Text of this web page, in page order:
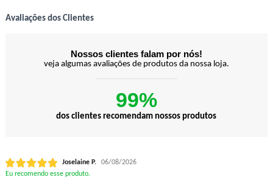
Avaliações dos Clientes
Nossos clientes falam por nós!
veja algumas avaliações de produtos da nossa loja.
99%
dos clientes recomendam nossos produtos
Joselaine P.
06/08/2026
Eu recomendo esse produto.